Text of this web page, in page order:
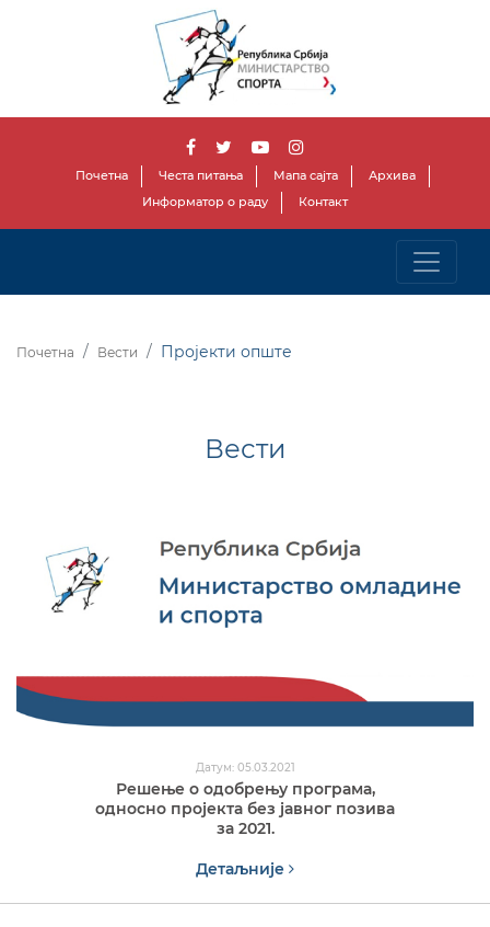
Почетна Честа питања Мапа сајта
Архива
Информатор о раду
Контакт
Почетна Вести Пројекти опште
Вести
Датум: 05.03.2021
Решење о одобрењу програма,
односно пројекта без јавног позива
за 2021.
Детаљније